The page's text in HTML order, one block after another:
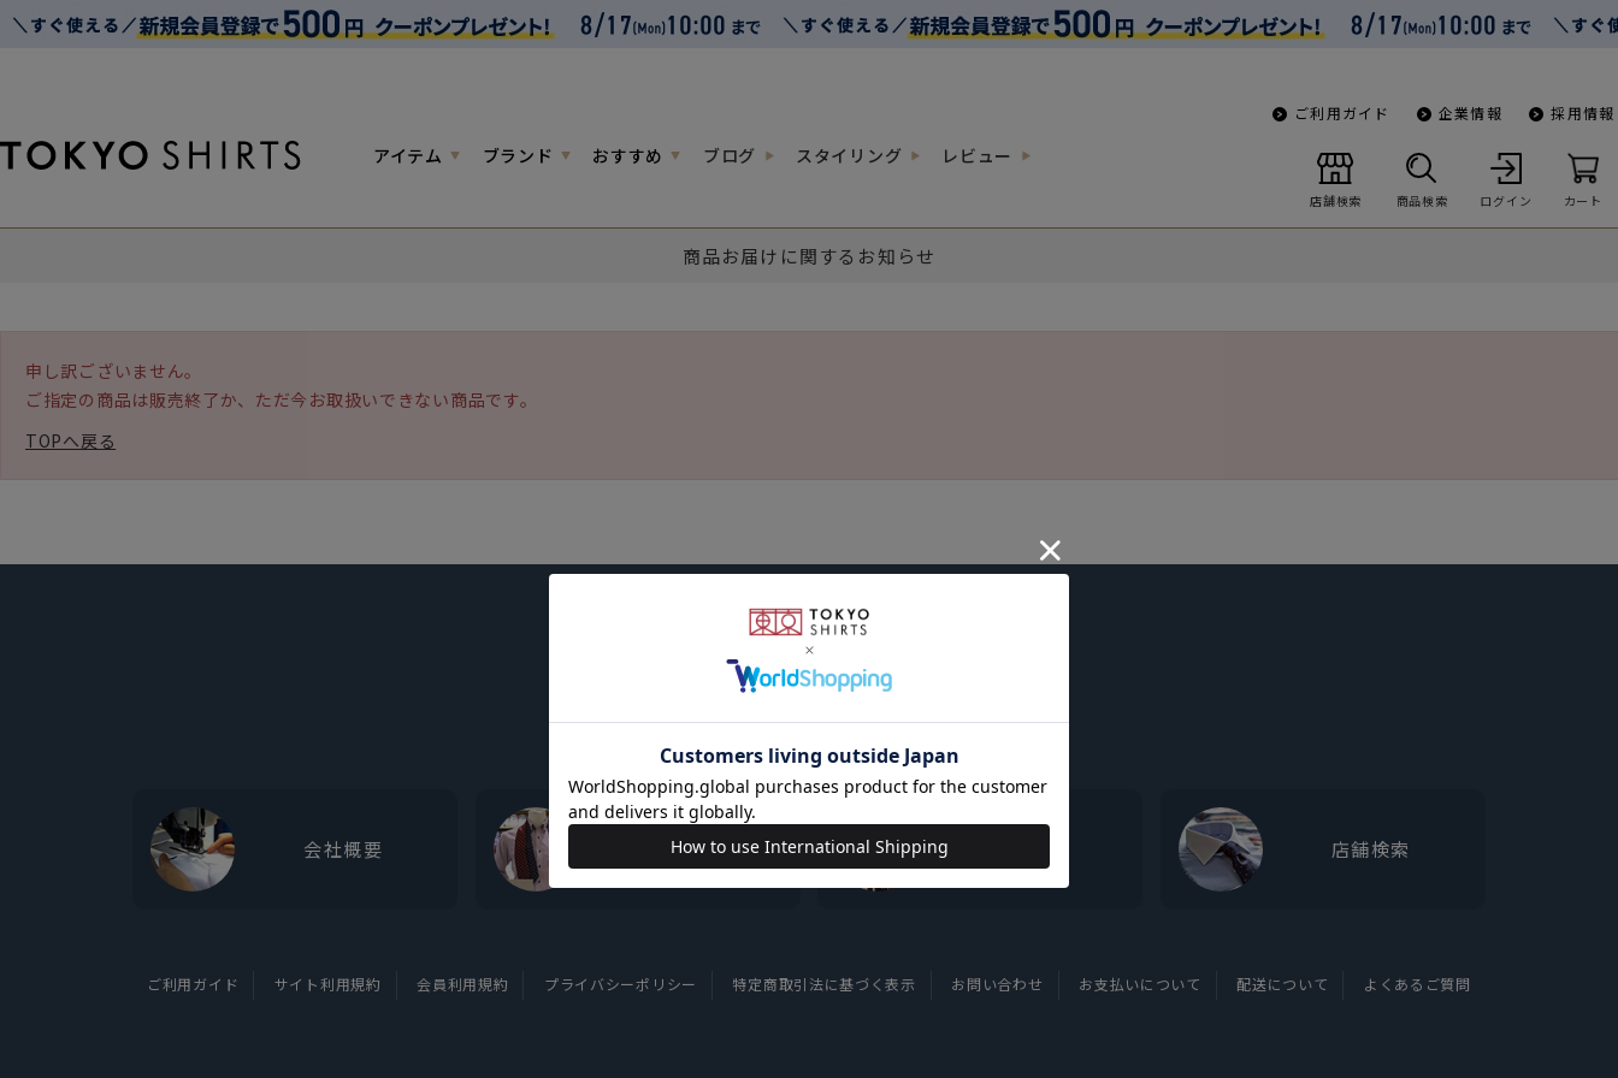
アイテム ブランド おすすめ ブログ スタイリング レビュー
ご利用ガイド 企業情報 採用情報
店舗検索 商品検索 ログイン カート
商品お届けに関するお知らせ
申し訳ございません。
ご指定の商品は販売終了か、ただ今お取扱いできない商品です。
TOPへ戻る
会社概要 東京シャツについて 店舗検索
ご利用ガイド サイト利用規約 会員利用規約 プライバシーポリシー 特定商取引法に基づく表示 お問い合わせ お支払いについて 配送について よくあるご質問